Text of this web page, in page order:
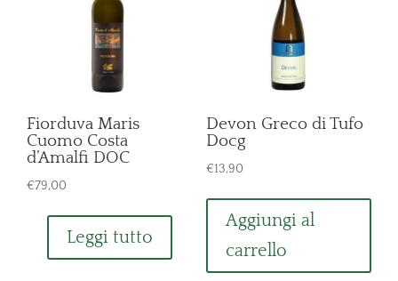
Fiorduva Maris
Cuomo Costa
d’Amalfi DOC
€79,00
Leggi tutto
Devon Greco di Tufo
Docg
€13,90
Aggiungi al
carrello